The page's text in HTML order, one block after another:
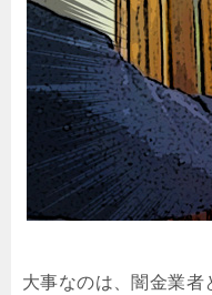
大事なのは、闇金業者